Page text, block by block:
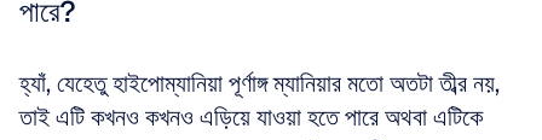
পারে?
হ্যাঁ, যেহেতু হাইপোম্যানিয়া পূর্ণাঙ্গ ম্যানিয়ার মতো অতটা তীব্র নয়,
তাই এটি কখনও কখনও এড়িয়ে যাওয়া হতে পারে অথবা এটিকে